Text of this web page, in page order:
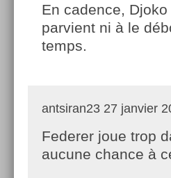
En cadence,
parvient ni à le
temps.
antsiran23 27 janvier
Federer joue trop
aucune chance à